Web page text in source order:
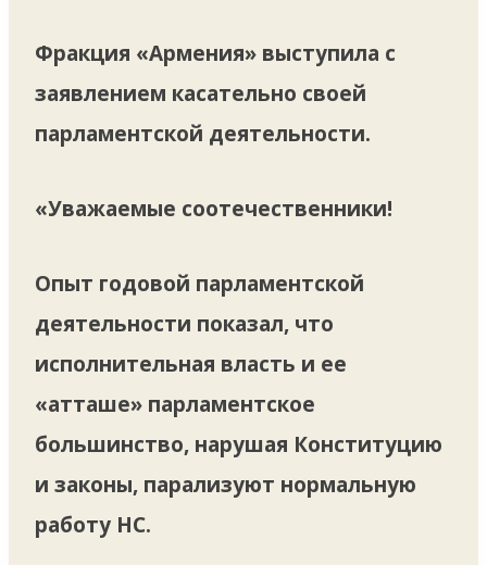
Фракция «Армения» выступила с
заявлением касательно своей
парламентской деятельности.
«Уважаемые соотечественники!
Опыт годовой парламентской
деятельности показал, что
исполнительная власть и ее
«атташе» парламентское
большинство, нарушая Конституцию
и законы, парализуют нормальную
работу НС.